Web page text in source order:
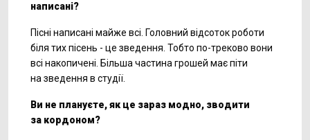
написані?
Пісні написані майже всі. Головний відсоток роботи
біля тих пісень - це зведення. Тобто по-треково вони
всі накопичені. Більша частина грошей має піти
на зведення в студії.
Ви не плануєте, як це зараз модно, зводити
за кордоном?